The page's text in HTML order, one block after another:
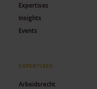
Expertises
Insights
Events
EXPERTISES
Arbeidsrecht